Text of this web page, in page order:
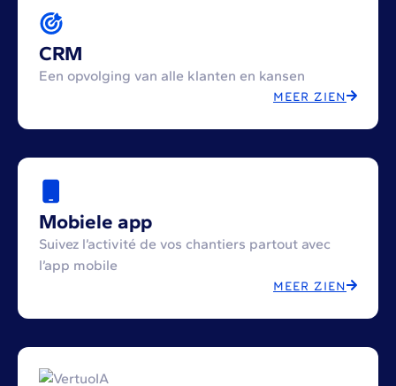
CRM
Een opvolging van alle klanten en kansen
MEER ZIEN
Mobiele app
Suivez l’activité de vos chantiers partout avec
l’app mobile
MEER ZIEN